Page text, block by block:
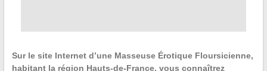
Sur le site Internet d’une Masseuse Érotique Floursicienne,
habitant la région Hauts-de-France, vous connaîtrez